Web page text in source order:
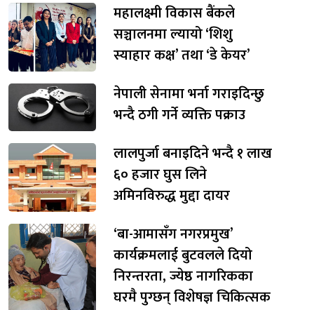
महालक्ष्मी विकास बैंकले
सञ्चालनमा ल्यायो ‘शिशु
स्याहार कक्ष’ तथा ‘डे केयर’
नेपाली सेनामा भर्ना गराइदिन्छु
भन्दै ठगी गर्ने व्यक्ति पक्राउ
लालपुर्जा बनाइदिने भन्दै १ लाख
६० हजार घुस लिने
अमिनविरुद्ध मुद्दा दायर
‘बा-आमासँग नगरप्रमुख’
कार्यक्रमलाई बुटवलले दियो
निरन्तरता, ज्येष्ठ नागरिकका
घरमै पुग्छन् विशेषज्ञ चिकित्सक